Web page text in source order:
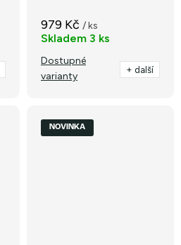
979 Kč / ks
Skladem 3 ks
Dostupné
varianty
+ další
NOVINKA